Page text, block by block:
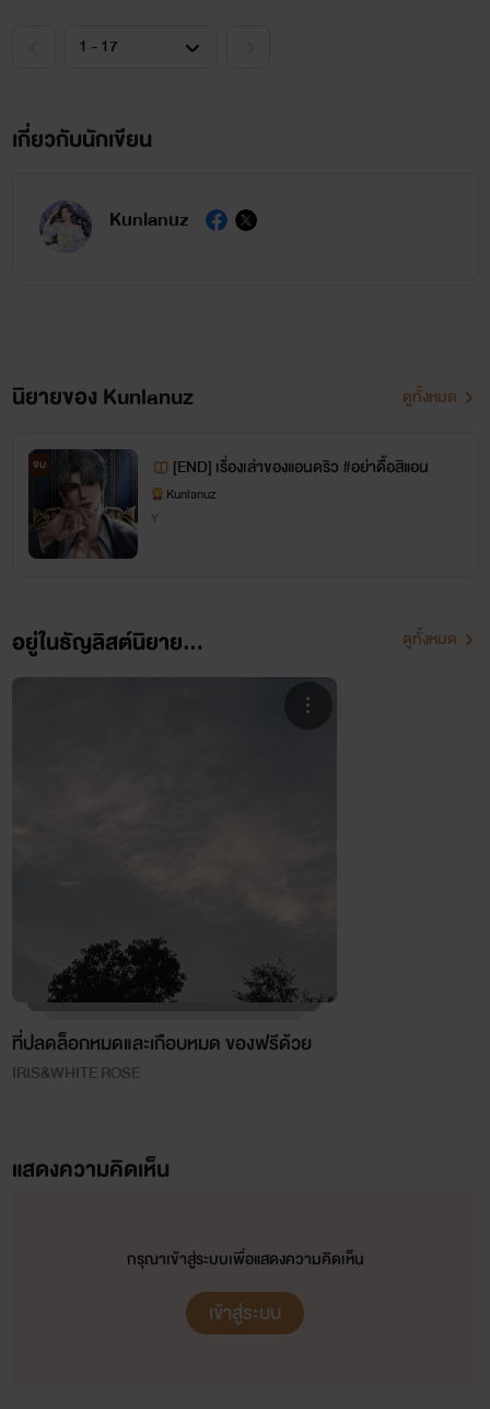
เกี่ยวกับนักเขียน
Kunlanuz
นิยายของ Kunlanuz ดูทั้งหมด
จบ [END] เรื่องเล่าของแอนดริว #อย่าดื้อสิแอน
Kunlanuz
Y
อยู่ในธัญลิสต์นิยาย... ดูทั้งหมด
ที่ปลดล็อกหมดและเกือบหมด ของฟรีด้วย
IRIS&WHITE ROSE
แสดงความคิดเห็น
กรุณาเข้าสู่ระบบเพื่อแสดงความคิดเห็น
เข้าสู่ระบบ